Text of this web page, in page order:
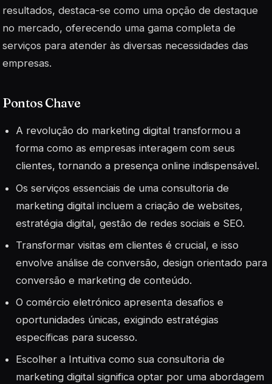
resultados, destaca-se como uma opção de destaque
no mercado, oferecendo uma gama completa de
serviços para atender às diversas necessidades das
empresas.
Pontos Chave
A revolução do marketing digital transformou a
forma como as empresas interagem com seus
clientes, tornando a presença online indispensável.
Os serviços essenciais de uma consultoria de
marketing digital incluem a criação de websites,
estratégia digital, gestão de redes sociais e SEO.
Transformar visitas em clientes é crucial, e isso
envolve análise de conversão, design orientado para
conversão e marketing de conteúdo.
O comércio eletrónico apresenta desafios e
oportunidades únicas, exigindo estratégias
específicas para sucesso.
Escolher a Intuitiva como sua consultoria de
marketing digital significa optar por uma abordagem